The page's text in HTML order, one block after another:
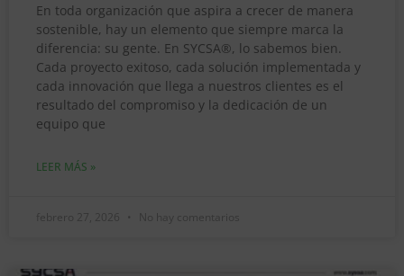
En toda organización que aspira a crecer de manera
sostenible, hay un elemento que siempre marca la
diferencia: su gente. En SYCSA®, lo sabemos bien.
Cada proyecto exitoso, cada solución implementada y
cada innovación que llega a nuestros clientes es el
resultado del compromiso y la dedicación de un
equipo que
LEER MÁS »
febrero 27, 2026 No hay comentarios